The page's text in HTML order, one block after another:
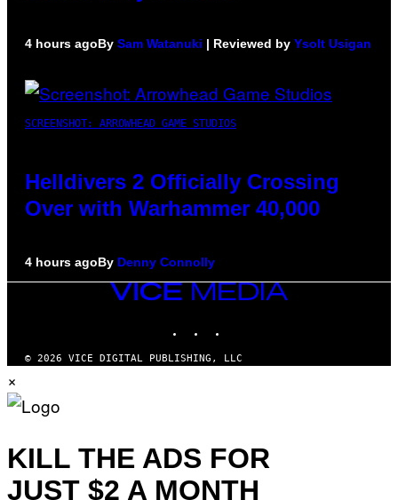
4 hours agoBy Sam Watanuki | Reviewed by Ysolt Usigan
SCREENSHOT: ARROWHEAD GAME STUDIOS
Helldivers 2 Officially Crossing
Over with Warhammer 40,000
4 hours agoBy Denny Connolly
VICE
MEDIA
© 2026 VICE DIGITAL PUBLISHING, LLC
×
KILL THE ADS FOR
JUST $2 A MONTH